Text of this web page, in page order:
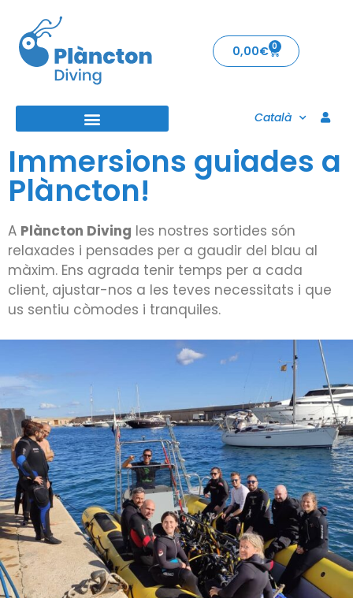
0,00€ 0
Català
Immersions guiades a
Plàncton!
A Plàncton Diving les nostres sortides són
relaxades i pensades per a gaudir del blau al
màxim. Ens agrada tenir temps per a cada
client, ajustar-nos a les teves necessitats i que
us sentiu còmodes i tranquiles.